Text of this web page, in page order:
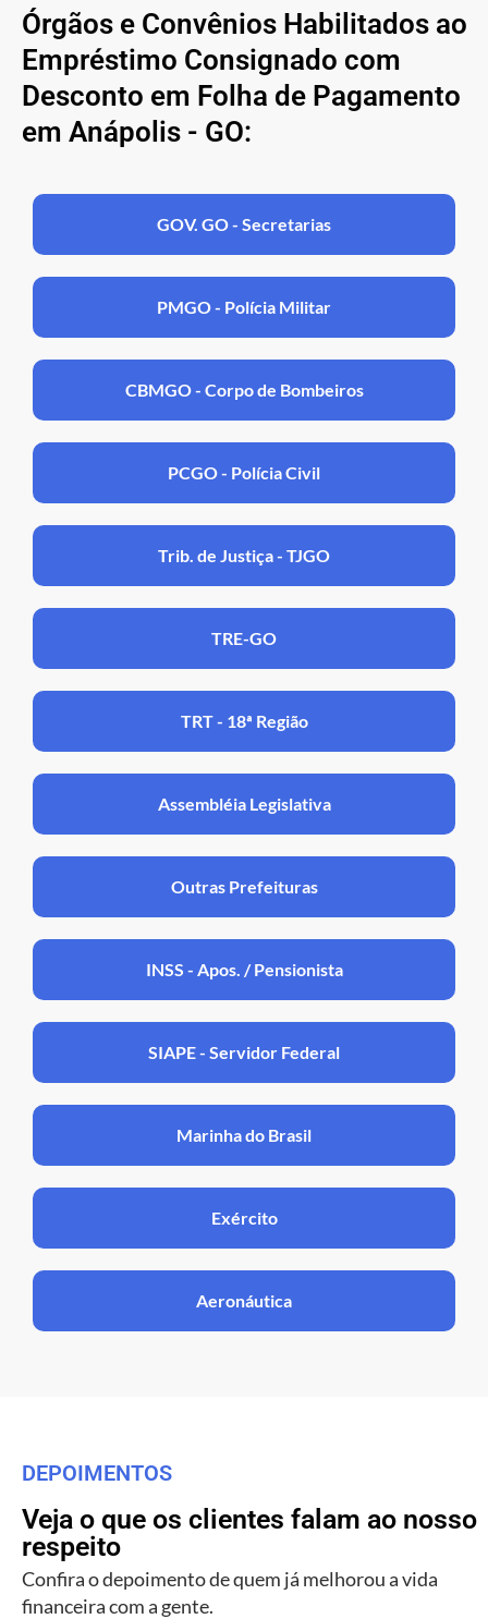
Órgãos e Convênios Habilitados ao
Empréstimo Consignado com
Desconto em Folha de Pagamento
em Anápolis - GO:
GOV. GO - Secretarias
PMGO - Polícia Militar
CBMGO - Corpo de Bombeiros
PCGO - Polícia Civil
Trib. de Justiça - TJGO
TRE-GO
TRT - 18ª Região
Assembléia Legislativa
Outras Prefeituras
INSS - Apos. / Pensionista
SIAPE - Servidor Federal
Marinha do Brasil
Exército
Aeronáutica
DEPOIMENTOS
Veja o que os clientes falam ao nosso
respeito
Confira o depoimento de quem já melhorou a vida
financeira com a gente.